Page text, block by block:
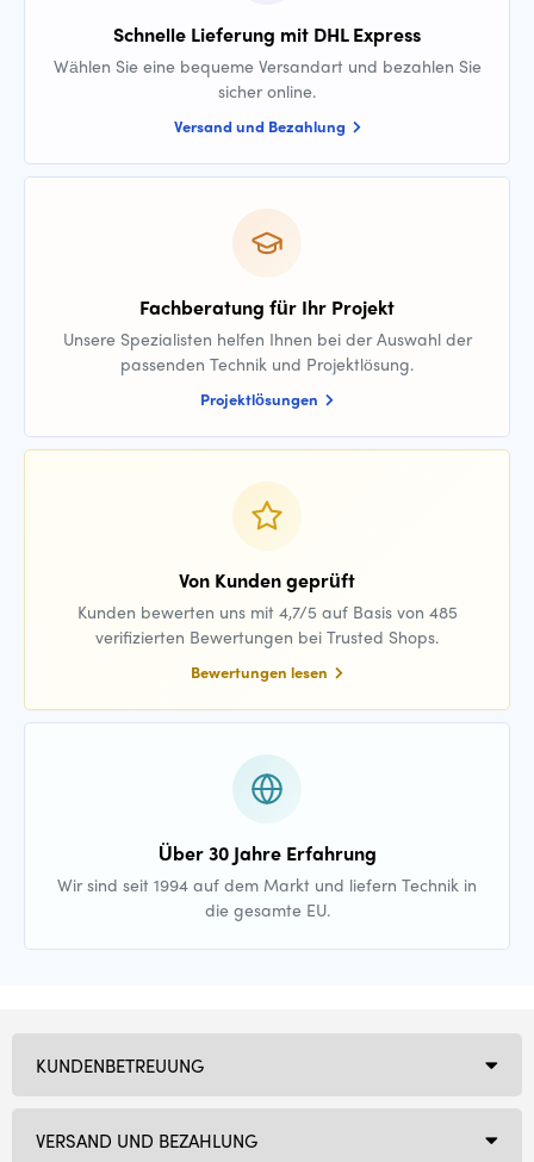
Schnelle Lieferung mit DHL Express
Wählen Sie eine bequeme Versandart und bezahlen Sie
sicher online.
Versand und Bezahlung
Fachberatung für Ihr Projekt
Unsere Spezialisten helfen Ihnen bei der Auswahl der
passenden Technik und Projektlösung.
Projektlösungen
Von Kunden geprüft
Kunden bewerten uns mit 4,7/5 auf Basis von 485
verifizierten Bewertungen bei Trusted Shops.
Bewertungen lesen
Über 30 Jahre Erfahrung
Wir sind seit 1994 auf dem Markt und liefern Technik in
die gesamte EU.
KUNDENBETREUUNG
VERSAND UND BEZAHLUNG